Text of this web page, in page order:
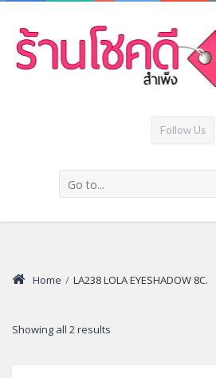
Follow Us
Go to...
Home / LA238 LOLA EYESHADOW 8C.
Showing all 2 results